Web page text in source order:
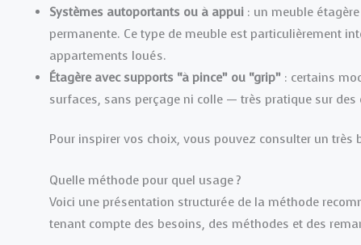
Systèmes autoportants ou à appui : un meuble
permanente. Ce type de meuble est particulièrement
appartements loués.
Étagère avec supports “à pince” ou “grip” : certains
surfaces, sans perçage ni colle — très pratique sur
Pour inspirer vos choix, vous pouvez consulter un très
Quelle méthode pour quel usage ?
Voici une présentation structurée de la méthode
tenant compte des besoins, des méthodes et des